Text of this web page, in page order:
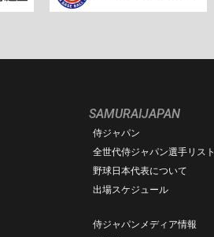
SAMURAIJAPAN
侍ジャパン
全世代侍ジャパン選手リスト
野球日本代表について
出場スケジュール
侍ジャパンメディア情報